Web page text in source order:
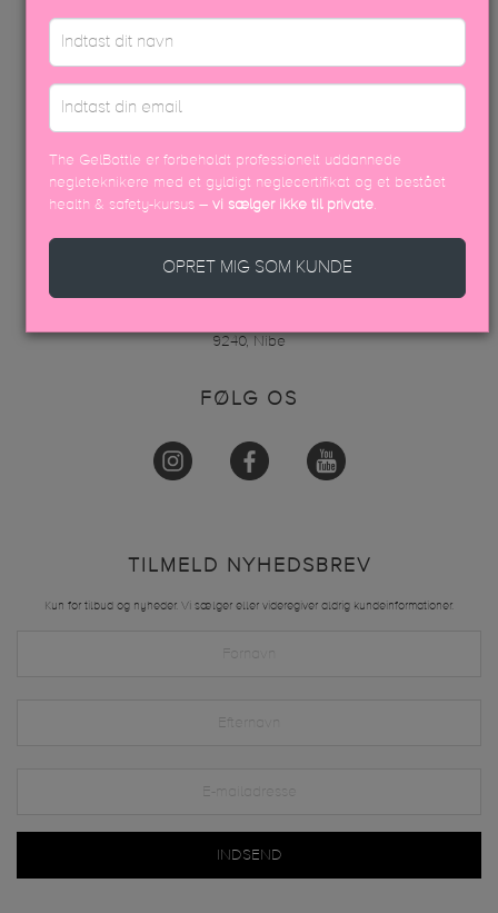
KONTAKT OS
VAREOPLYSNINGER & PÅFØRING
KONTAKT OS
info@thegelbottle.dk
Femmeunique,
9240, Nibe
FØLG OS
TILMELD NYHEDSBREV
Kun for tilbud og nyheder. Vi sælger eller videregiver aldrig kundeinformationer.
INDSEND
The GelBottle er forbeholdt professionelt uddannede
negleteknikere med et gyldigt neglecertifikat og et bestået
health & safety-kursus –vi sælger ikke til private
OPRET MIG SOM KUNDE